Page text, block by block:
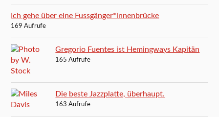
Ich gehe über eine Fussgänger*innenbrücke
169 Aufrufe
Gregorio Fuentes ist Hemingways Kapitän
165 Aufrufe
Die beste Jazzplatte, überhaupt.
163 Aufrufe